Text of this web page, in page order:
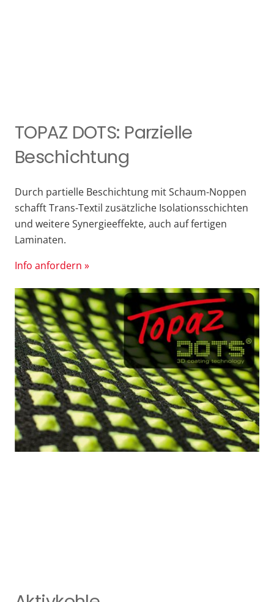
TOPAZ DOTS: Parzielle
Beschichtung
Durch partielle Beschichtung mit Schaum-Noppen
schafft Trans-Textil zusätzliche Isolationsschichten
und weitere Synergieeffekte, auch auf fertigen
Laminaten.
Info anfordern »